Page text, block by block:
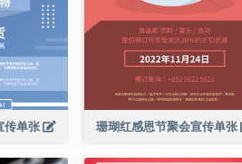
传单张 珊瑚红感恩节聚会宣传单张